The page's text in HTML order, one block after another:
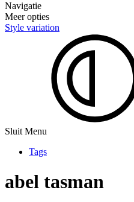
Navigatie
Meer opties
Style variation
Sluit Menu
Tags
abel tasman